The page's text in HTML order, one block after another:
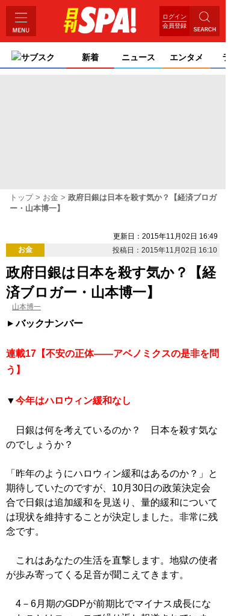
ログイン
会員登録
サブスク 新着 ニュース エンタメ
トップ お金
政府日銀は日本を殺す気か？【経済ブロガ
ー・山本博一】
更新日：2015年11月02日 16:49
お金
投稿日：2015年11月02日 16:10
政府日銀は日本を殺す気か？【経
済ブロガー・山本博一】
山本博一
バックナンバー
連載17【不安の正体――アベノミクスの是非を問
う】
▼今年はハロウィン緩和なし
日銀は何を考えているのか？ 日本を殺す気な
のでしょうか？
「昨年のようにハロウィン緩和はあるのか？」と
期待していたのですが、10月30日の政策決定会
合で日銀は追加緩和を見送り、量的緩和について
は現状を維持することが決定しました。非常に残
念です。
これはあなたの生活を直撃します。地獄の使者
が歩み寄ってくる足音が聞こえてきます。
4－6月期のGDPが前期比でマイナス成長にな